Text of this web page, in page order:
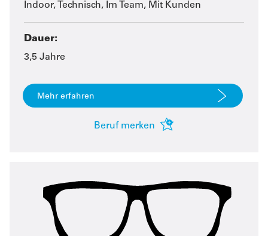
Indoor, Technisch, Im Team, Mit Kunden
Dauer:
3,5 Jahre
Mehr erfahren
Beruf merken